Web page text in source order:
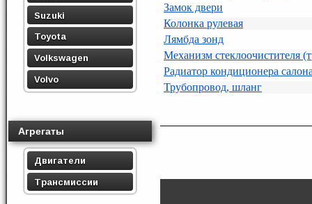
Suzuki
Toyota
Volkswagen
Volvo
Агрегаты
Двигатели
Трансмиссии
Замок двери
Колонка рулевая
Лямбда зонд
Механизм стеклоочистителя
Радиатор кондиционера
Трубопровод, шланг